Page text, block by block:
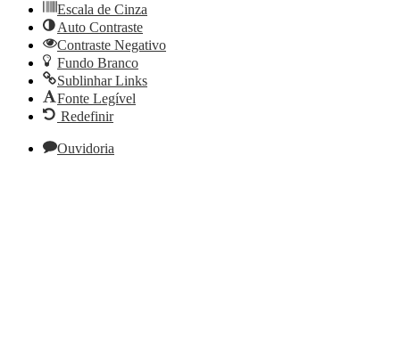
Escala de Cinza
Auto Contraste
Contraste Negativo
Fundo Branco
Sublinhar Links
Fonte Legível
Redefinir
Ouvidoria